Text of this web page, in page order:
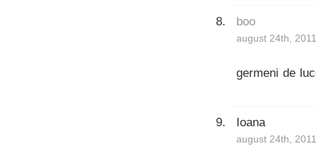
boo
august 24th,
germeni de
Ioana
august 24th,